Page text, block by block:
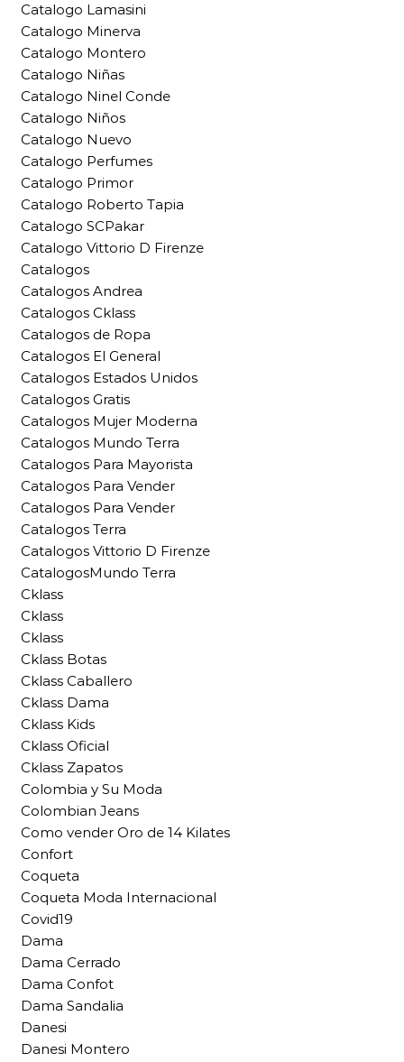
Catalogo Lamasini
Catalogo Minerva
Catalogo Montero
Catalogo Niñas
Catalogo Ninel Conde
Catalogo Niños
Catalogo Nuevo
Catalogo Perfumes
Catalogo Primor
Catalogo Roberto Tapia
Catalogo SCPakar
Catalogo Vittorio D Firenze
Catalogos
Catalogos Andrea
Catalogos Cklass
Catalogos de Ropa
Catalogos El General
Catalogos Estados Unidos
Catalogos Gratis
Catalogos Mujer Moderna
Catalogos Mundo Terra
Catalogos Para Mayorista
Catalogos Para Vender
Catalogos Para Vender
Catalogos Terra
Catalogos Vittorio D Firenze
CatalogosMundo Terra
Cklass
Cklass
Cklass
Cklass Botas
Cklass Caballero
Cklass Dama
Cklass Kids
Cklass Oficial
Cklass Zapatos
Colombia y Su Moda
Colombian Jeans
Como vender Oro de 14 Kilates
Confort
Coqueta
Coqueta Moda Internacional
Covid19
Dama
Dama Cerrado
Dama Confot
Dama Sandalia
Danesi
Danesi Montero